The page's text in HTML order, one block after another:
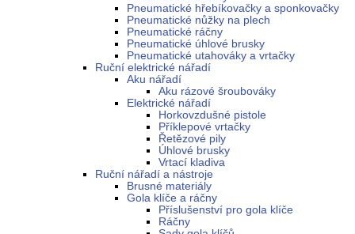
Pneumatické hřebíkovačky a sponkovačky
Pneumatické nůžky na plech
Pneumatické ráčny
Pneumatické úhlové brusky
Pneumatické utahováky a vrtačky
Ruční elektrické nářadí
Aku nářadí
Aku rázové šroubováky
Elektrické nářadí
Horkovzdušné pistole
Příklepové vrtačky
Řetězové pily
Úhlové brusky
Vrtací kladiva
Ruční nářadí a nástroje
Brusné materiály
Gola klíče a ráčny
Příslušenství pro gola klíče
Ráčny